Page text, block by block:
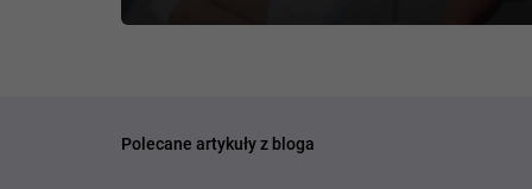
Polecane artykuły z bloga